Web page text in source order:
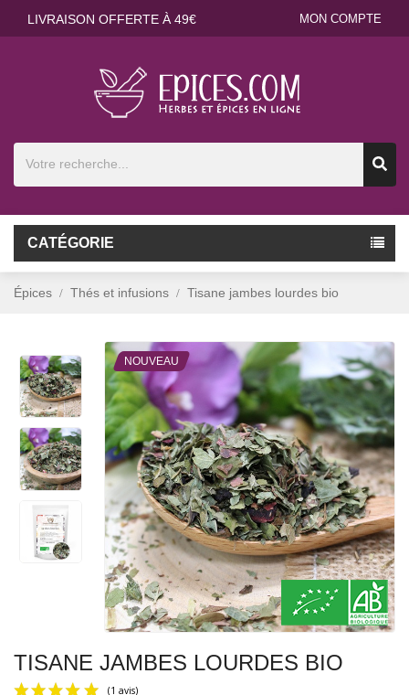
LIVRAISON OFFERTE À 49€ MON COMPTE
CATÉGORIE
Épices Thés et infusions Tisane jambes lourdes bio
NOUVEAU
TISANE JAMBES LOURDES BIO